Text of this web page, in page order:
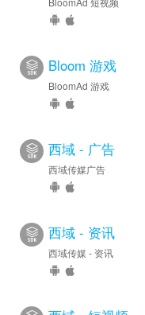
Bloom 游戏
BloomAd 游戏
西域 - 广告
西域传媒广告
西域 - 资讯
西域传媒 - 资讯